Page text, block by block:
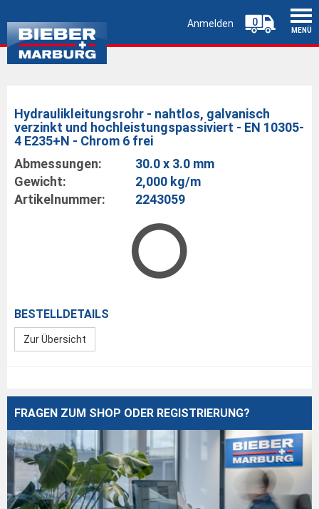
Anmelden 0
MENÜ
Hydraulikleitungsrohr - nahtlos, galvanisch
verzinkt und hochleistungspassiviert - EN 10305-
4 E235+N - Chrom 6 frei
Abmessungen:
30.0 x 3.0 mm
Gewicht:
2,000 kg/m
Artikelnummer:
2243059
BESTELLDETAILS
Zur Übersicht
FRAGEN ZUM SHOP ODER REGISTRIERUNG?